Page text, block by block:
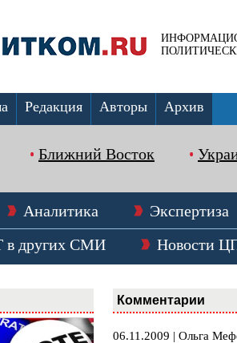
Редакция Авторы Архив
Ближний Восток
Аналитика Экспертиза
в других СМИ Новости
Комментарии
06.11.2009 | Ольга